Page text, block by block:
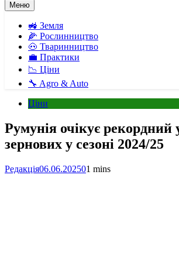
Меню
🚜 Земля
🌽 Рослинництво
🐽 Тваринництво
💼 Практики
📉 Ціни
🔧 Agro & Auto
Ціни
Румунія очікує рекордний
зернових у сезоні 2024/25
Редакція06.06.202501 mins